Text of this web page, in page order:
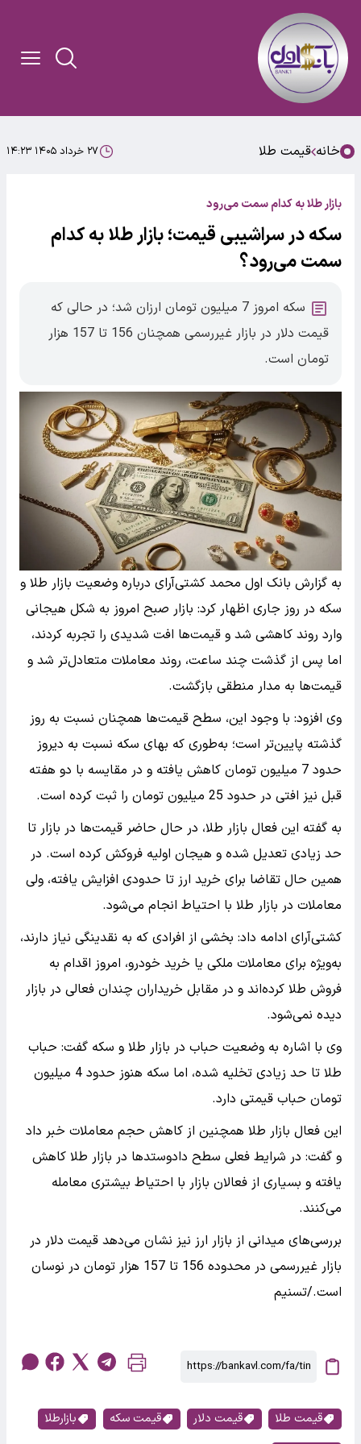
خانه قیمت طلا ۲۷ خرداد ۱۴۰۵ ۱۴:۲۳
بازار طلا به کدام سمت می‌رود
سکه در سراشیبی قیمت؛ بازار طلا به کدام
سمت می‌رود؟
سکه امروز 7 میلیون تومان ارزان شد؛ در حالی که
قیمت دلار در بازار غیررسمی همچنان 156 تا 157 هزار
تومان است.
به گزارش بانک اول محمد کشتی‌آرای درباره وضعیت بازار طلا و
سکه در روز جاری اظهار کرد: بازار صبح امروز به شکل هیجانی
وارد روند کاهشی شد و قیمت‌ها افت شدیدی را تجربه کردند،
اما پس از گذشت چند ساعت، روند معاملات متعادل‌تر شد و
قیمت‌ها به مدار منطقی بازگشت.
وی افزود: با وجود این، سطح قیمت‌ها همچنان نسبت به روز
گذشته پایین‌تر است؛ به‌طوری که بهای سکه نسبت به دیروز
حدود 7 میلیون تومان کاهش یافته و در مقایسه با دو هفته
قبل نیز افتی در حدود 25 میلیون تومان را ثبت کرده است.
به گفته این فعال بازار طلا، در حال حاضر قیمت‌ها در بازار تا
حد زیادی تعدیل شده و هیجان اولیه فروکش کرده است. در
همین حال تقاضا برای خرید ارز تا حدودی افزایش یافته، ولی
معاملات در بازار طلا با احتیاط انجام می‌شود.
کشتی‌آرای ادامه داد: بخشی از افرادی که به نقدینگی نیاز دارند،
به‌ویژه برای معاملات ملکی یا خرید خودرو، امروز اقدام به
فروش طلا کرده‌اند و در مقابل خریداران چندان فعالی در بازار
دیده نمی‌شود.
وی با اشاره به وضعیت حباب در بازار طلا و سکه گفت: حباب
طلا تا حد زیادی تخلیه شده، اما سکه هنوز حدود 4 میلیون
تومان حباب قیمتی دارد.
این فعال بازار طلا همچنین از کاهش حجم معاملات خبر داد
و گفت: در شرایط فعلی سطح دادوستدها در بازار طلا کاهش
یافته و بسیاری از فعالان بازار با احتیاط بیشتری معامله
می‌کنند.
بررسی‌های میدانی از بازار ارز نیز نشان می‌دهد قیمت دلار در
بازار غیررسمی در محدوده 156 تا 157 هزار تومان در نوسان
است./تسنیم
قیمت طلا قیمت دلار قیمت سکه بازارطلا